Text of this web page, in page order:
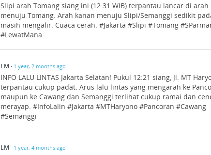
Slipi arah Tomang siang ini (12:31 WIB) terpantau lancar di arah
menuju Tomang. Arah kanan menuju Slipi/Semanggi sedikit
masih mengalir. Cuaca cerah. #Jakarta #Slipi #Tomang
#LewatMana
LM · 1 year, 2 months ago
INFO LALU LINTAS Jakarta Selatan! Pukul 12:21 siang, Jl. MT
terpantau cukup padat. Arus lalu lintas yang mengarah ke
maupun ke Cawang dan Semanggi terlihat cukup ramai dan
merayap. #InfoLalin #Jakarta #MTHaryono #Pancoran #Cawang
#Semanggi
LM · 1 year, 4 months ago